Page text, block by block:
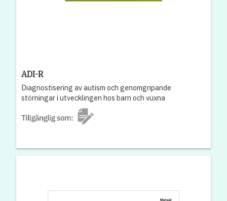
ADI-R
Diagnostisering av autism och genomgripande
störningar i utvecklingen hos barn och vuxna